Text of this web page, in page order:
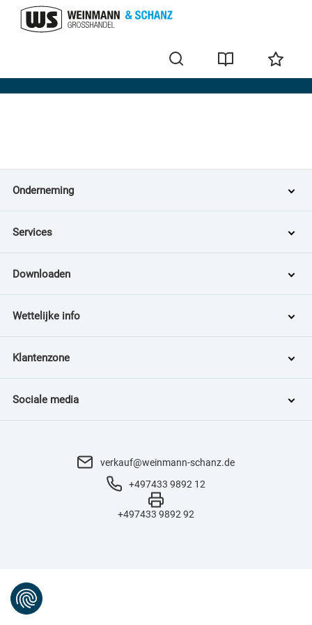
Home
Onderneming
Services
Downloaden
Wettelijke info
Klantenzone
Sociale media
verkauf@weinmann-schanz.de
+497433 9892 12
+497433 9892 92